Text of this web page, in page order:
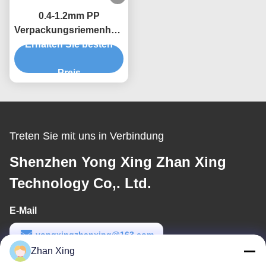
0.4-1.2mm PP
Verpackungsriemenherstellungsmaschine
Doppelschraub-
Extrusionsproduktionslinie
Erhalten Sie besten
Preis
Treten Sie mit uns in Verbindung
Shenzhen Yong Xing Zhan Xing
Technology Co,. Ltd.
E-Mail
yongxingzhanxing@163.com
Arbeitszeit
Zhan Xing